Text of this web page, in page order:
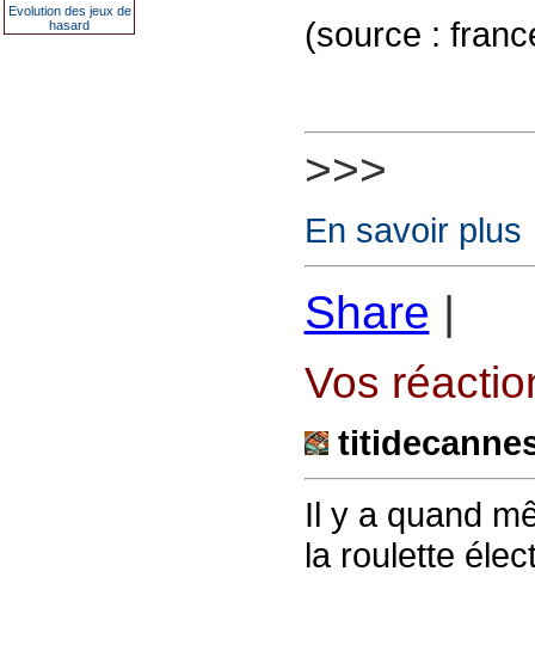
Evolution des jeux de
hasard
(source :
>>>
En savoir plus
Share |
Vos
Il y a quand
la roulette